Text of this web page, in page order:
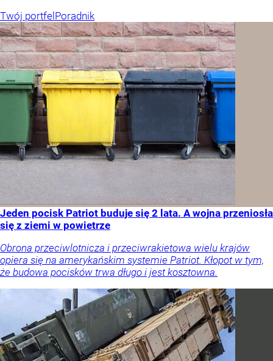
Twój portfelPoradnik
Jeden pocisk Patriot buduje się 2 lata. A wojna przeniosła
się z ziemi w powietrze
Obrona przeciwlotnicza i przeciwrakietowa wielu krajów
opiera się na amerykańskim systemie Patriot. Kłopot w tym,
że budowa pocisków trwa długo i jest kosztowna.